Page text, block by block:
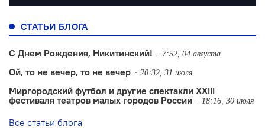
СТАТЬИ БЛОГА
С Днем Рождения, Никитинский! 7:52, 04 августа
Ой, то не вечер, то не вечер 20:32, 31 июля
Миргородский футбол и другие спектакли XXIII
фестиваля театров малых городов России
18:16, 30 июля
Все статьи блога